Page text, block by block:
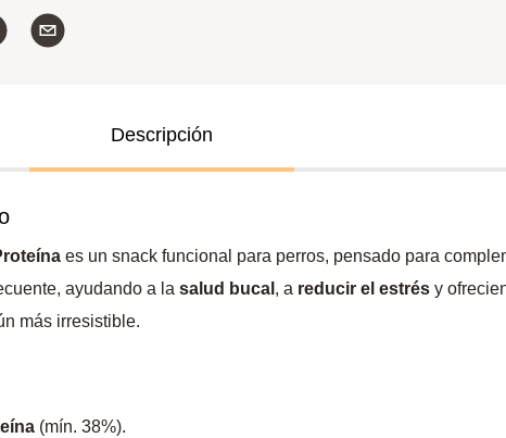
Descripción
es un snack funcional para perros, pensado para
ayudando a lasalud bucal , a reducir el estrés y
más irresistible.
(mín. 38%).